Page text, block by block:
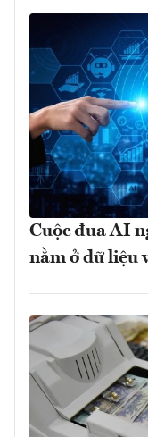
Cuộc đua AI
nằm ở dữ liệu